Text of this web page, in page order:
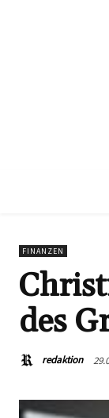
FINANZEN
des
redaktion